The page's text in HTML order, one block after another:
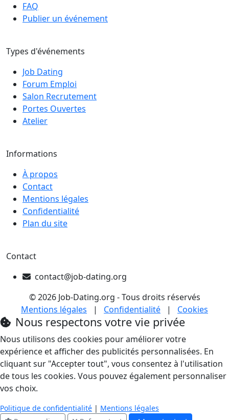
FAQ
Publier un événement
Types d'événements
Job Dating
Forum Emploi
Salon Recrutement
Portes Ouvertes
Atelier
Informations
À propos
Contact
Mentions légales
Confidentialité
Plan du site
Contact
contact@job-dating.org
© 2026 Job-Dating.org - Tous droits réservés
Mentions légales
| Confidentialité | Cookies
Nous respectons votre vie privée
Nous utilisons des cookies pour améliorer votre
expérience et afficher des publicités personnalisées. En
cliquant sur "Accepter tout", vous consentez à l'utilisation
de tous les cookies. Vous pouvez également personnaliser
vos choix.
Politique de confidentialité | Mentions légales